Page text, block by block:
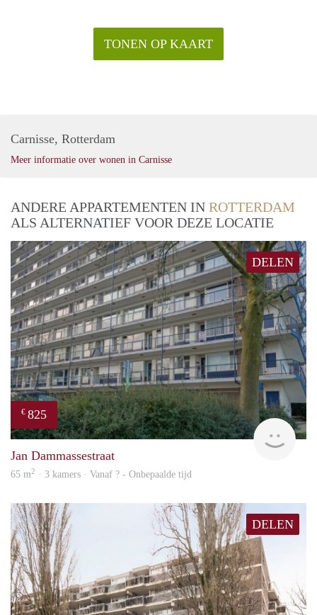
TONEN OP KAART
Carnisse, Rotterdam
Meer informatie over wonen in Carnisse
ANDERE APPARTEMENTEN IN ROTTERDAM
ALS ALTERNATIEF VOOR DEZE LOCATIE
DELEN
€ 825
rent
Jan Dammassestraat
65 m2 · 3 kamers · Vanaf ? - Onbepaalde tijd
DELEN